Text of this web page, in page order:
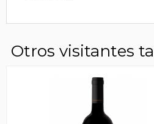
Otros visitantes